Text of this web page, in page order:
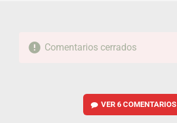
Comentarios cerrados
VER6 COMENTARIOS